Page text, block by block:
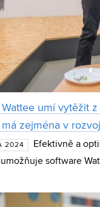
Wattee umí vytěžit
má zejména v
2024
Efektivně a
software